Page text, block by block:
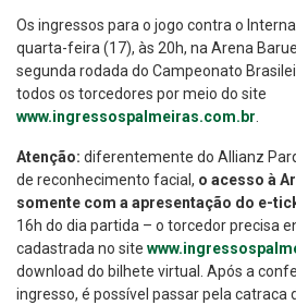
Os ingressos para o jogo contra o
quarta-feira (17), às 20h, na Arena
segunda rodada do Campeonato
todos os torcedores por meio do site
www.ingressospalmeiras.com.br
Atenção: diferentemente do Allianz
de reconhecimento facial, o acesso à
somente com a apresentação do e-
16h do dia partida – o torcedor precisa
cadastrada no site
download do bilhete virtual. Após a
ingresso, é possível passar pela catraca